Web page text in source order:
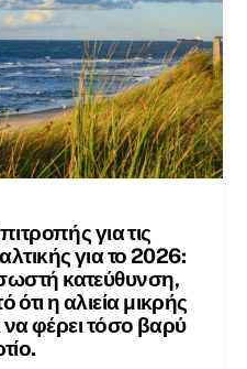
για τις
για το 2026:
κατεύθυνση,
ότι η αλιεία μικρής
φέρει τόσο βαρύ